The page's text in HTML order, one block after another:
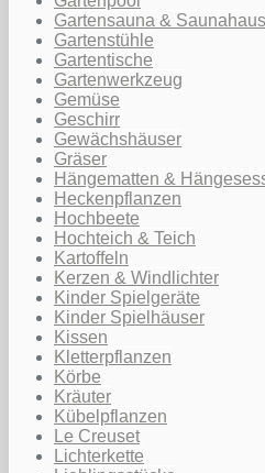
Gartensauna & Saunahaus
Gartenstühle
Gartentische
Gartenwerkzeug
Gemüse
Geschirr
Gewächshäuser
Gräser
Hängematten &
Heckenpflanzen
Hochbeete
Hochteich & Teich
Kartoffeln
Kerzen & Windlichter
Kinder Spielgeräte
Kinder Spielhäuser
Kissen
Kletterpflanzen
Körbe
Kräuter
Kübelpflanzen
Le Creuset
Lichterkette